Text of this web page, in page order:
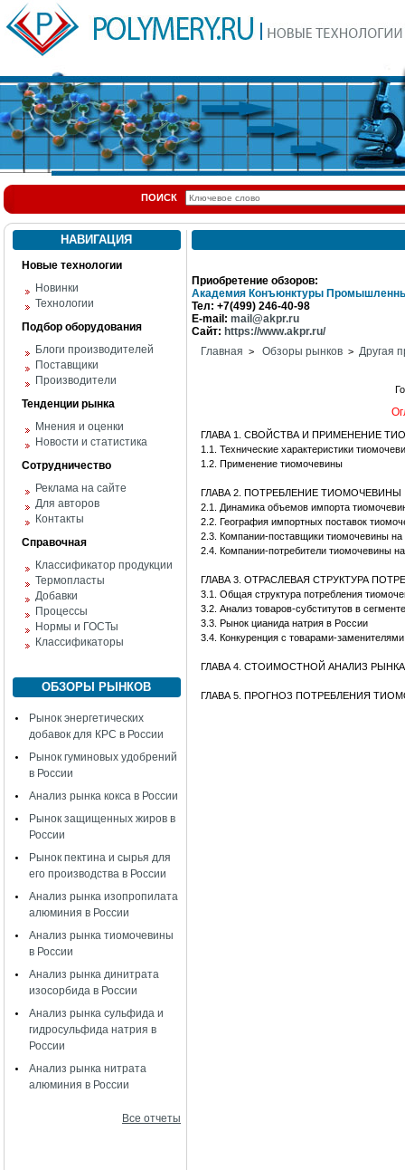
ПОИСК
НАВИГАЦИЯ
Новые технологии
Новинки
Технологии
Подбор оборудования
Блоги производителей
Поставщики
Производители
Тенденции рынка
Мнения и оценки
Новости и статистика
Сотрудничество
Реклама на сайте
Для авторов
Контакты
Справочная
Классификатор продукции
Термопласты
Добавки
Процессы
Нормы и ГОСТы
Классификаторы
ОБЗОРЫ РЫНКОВ
Рынок энергетических
добавок для КРС в России
Рынок гуминовых удобрений
в России
Анализ рынка кокса в России
Рынок защищенных жиров в
России
Рынок пектина и сырья для
его производства в России
Анализ рынка изопропилата
алюминия в России
Анализ рынка тиомочевины
в России
Анализ рынка динитрата
изосорбида в России
Анализ рынка сульфида и
гидросульфида натрия в
России
Анализ рынка нитрата
алюминия в России
Все отчеты
Приобретение обзоров:
Академия Конъюнктуры
Тел: +7(499) 246-40-98
E-mail: mail@akpr.ru
Сайт: https://www.akpr.ru/
Главная > Обзоры рынков > Другая
ГЛАВА 1. СВОЙСТВА И ПРИМЕНЕНИЕ
1.1. Технические характеристики
1.2. Применение тиомочевины
ГЛАВА 2. ПОТРЕБЛЕНИЕ ТИОМОЧЕВИНЫ
2.1. Динамика объемов импорта
2.2. География импортных поставок
2.3. Компании-поставщики тиомочевины на
2.4. Компании-потребители тиомочевины
ГЛАВА 3. ОТРАСЛЕВАЯ СТРУКТУРА
3.1. Общая структура потребления
3.2. Анализ товаров-субститутов в
3.3. Рынок цианида натрия в России
3.4. Конкуренция с товарами-заменителями
ГЛАВА 4. СТОИМОСТНОЙ АНАЛИЗ
ГЛАВА 5. ПРОГНОЗ ПОТРЕБЛЕНИЯ